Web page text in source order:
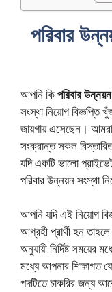
পরিবার
আপনি কিপরিবার
সংস্থা নিয়োগ বিজ্ঞপ্তি
জায়গায় এসেছেন।
সংক্রান্ত সকল
যদি একটি ভালো
পরিবার উন্নয়ন সংস্থা
আপনি যদি এই নিয়োগ
আগ্রহী প্রার্থী হন
অনুযায়ী নির্দিষ্ট
মধ্যে আপনার শিক্ষাগত
পদটিতে চাকরির জন্য